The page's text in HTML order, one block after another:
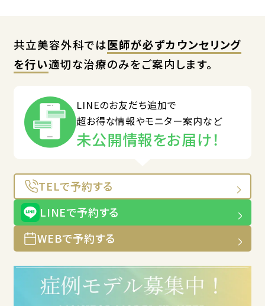
共立美容外科では医師が必ずカウンセリング
を行い適切な治療のみをご案内します。
LINEのお友だち追加で
超お得な情報やモニター案内など
未公開情報をお届け！
TELで予約する
LINEで予約する
WEBで予約する